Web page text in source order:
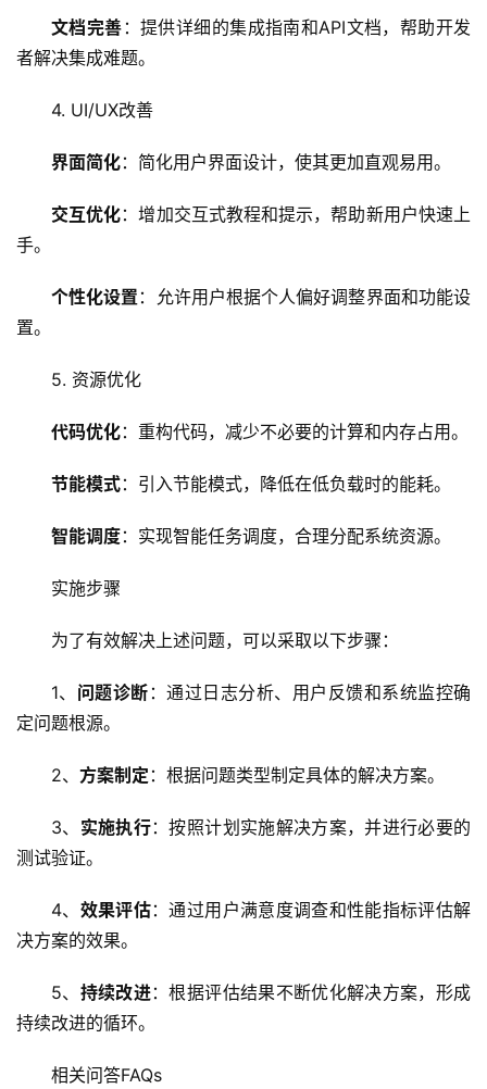
术
全
u
维
文档完善 ：提供详细的集成指南和API文档，帮助开发
者解决集成难题。
4. UI/UX改善
界面简化：简化用户界面设计，使其更加直观易用。
交互优化：增加交互式教程和提示，帮助新用户快速上
手。
个性化设置 ：允许用户根据个人偏好调整界面和功能设
置。
5. 资源优化
代码优化：重构代码，减少不必要的计算和内存占用。
节能模式：引入节能模式，降低在低负载时的能耗。
智能调度：实现智能任务调度，合理分配系统资源。
实施步骤
为了有效解决上述问题，可以采取以下步骤：
1、 问题诊断 ：通过日志分析、用户反馈和系统监控确
定问题根源。
2、 方案制定 ：根据问题类型制定具体的解决方案。
3、 实施执行：按照计划实施解决方案，并进行必要的
测试验证。
4、 效果评估：通过用户满意度调查和性能指标评估解
决方案的效果。
5、 持续改进：根据评估结果不断优化解决方案，形成
持续改进的循环。
相关问答FAQs